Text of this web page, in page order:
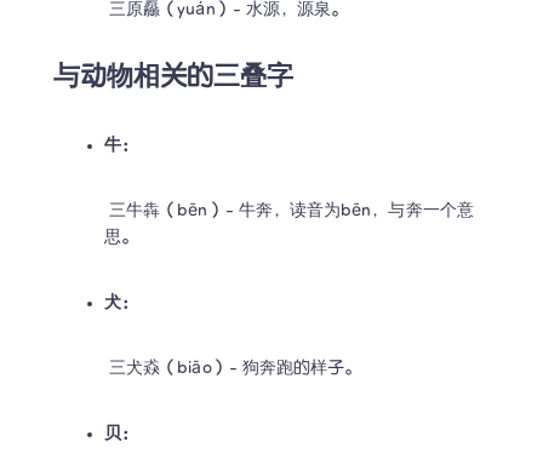
三原厵（yuán）- 水源，源泉。
与动物相关的三叠字
牛：
三牛犇（bēn）- 牛奔，读音为bēn，与奔一个意
思。
犬：
三犬猋（biāo）- 狗奔跑的样子。
贝：